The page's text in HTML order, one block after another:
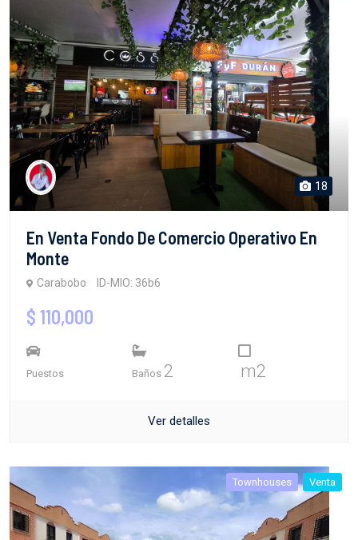
18
En Venta Fondo De Comercio Operativo En
Monte
Carabobo ID-MIO: 36b6
$ 110,000
Puestos Baños 2 m2
Ver detalles
Townhouses Venta